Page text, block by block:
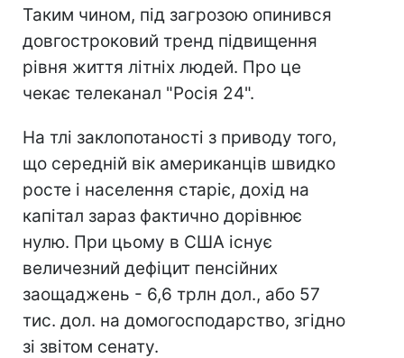
Таким чином, під загрозою опинився
довгостроковий тренд підвищення
рівня життя літніх людей. Про це
чекає телеканал "Росія 24".
На тлі заклопотаності з приводу того,
що середній вік американців швидко
росте і населення старіє, дохід на
капітал зараз фактично дорівнює
нулю. При цьому в США існує
величезний дефіцит пенсійних
заощаджень - 6,6 трлн дол., або 57
тис. дол. на домогосподарство, згідно
зі звітом сенату.